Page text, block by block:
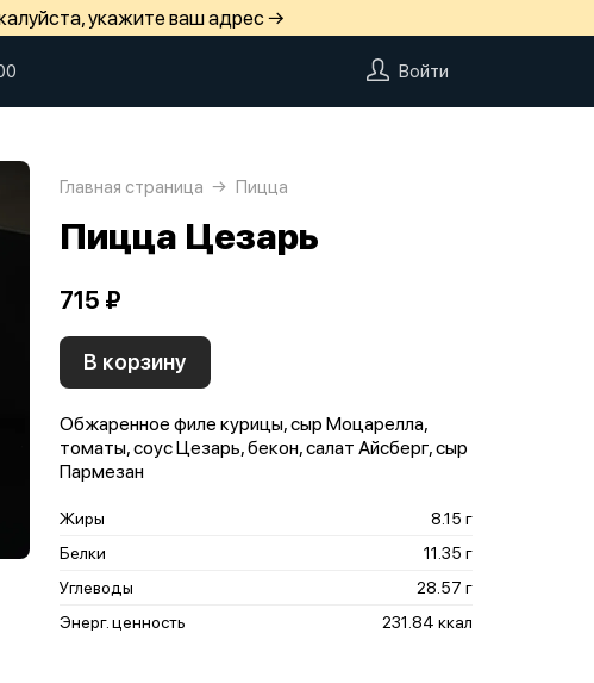
укажите ваш адрес →
Войти
Главная страница Пицца
Пицца Цезарь
715 ₽
В корзину
Обжаренное филе курицы, сыр Моцарелла,
томаты, соус Цезарь, бекон, салат Айсберг, сыр
Пармезан
Жиры
8.15 г
Белки
11.35 г
Углеводы
28.57 г
Энерг. ценность
231.84 ккал